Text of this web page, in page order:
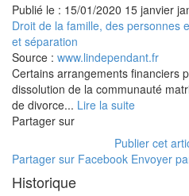
Publié le : 15/01/2020 15 janvier
Droit de la famille, des personnes
et séparation
Source : www.lindependant.fr
Certains arrangements financiers
dissolution de la communauté
de divorce... Lire la suite
Partager sur
Publier cet
Partager sur Facebook Envoyer
Historique